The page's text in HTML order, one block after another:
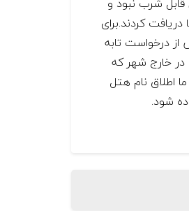
کردند.برای
درخواست تابه
خارج شهر که
اطلاق نام هتل
شود.